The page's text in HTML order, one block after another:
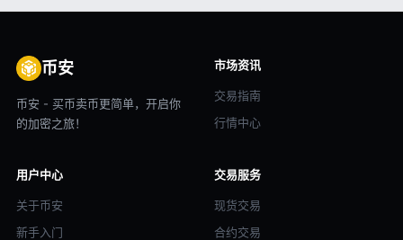
币安
币安 - 买币卖币更简单，开启你
的加密之旅！
市场资讯
交易指南
行情中心
用户中心
关于币安
新手入门
交易服务
现货交易
合约交易